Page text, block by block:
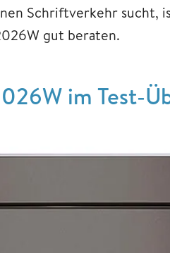
Schriftverkehr sucht,
gut beraten.
im Test-